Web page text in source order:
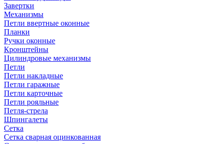
Завертки
Механизмы
Петли ввертные оконные
Планки
Ручки оконные
Кронштейны
Цилиндровые механизмы
Петли
Петли накладные
Петли гаражные
Петли карточные
Петли рояльные
Петля-стрела
Шпингалеты
Сетка
Сетка сварная оцинкованная